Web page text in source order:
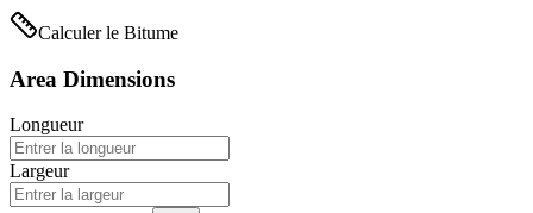
Calculer le Bitume
Area Dimensions
Longueur
Largeur